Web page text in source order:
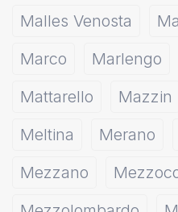
Malles Venosta
Marco
Marlengo
Mattarello
Mazzin
Meltina
Merano
Mezzano